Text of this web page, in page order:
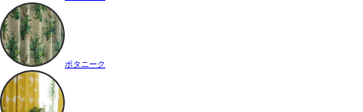
ボタニーク